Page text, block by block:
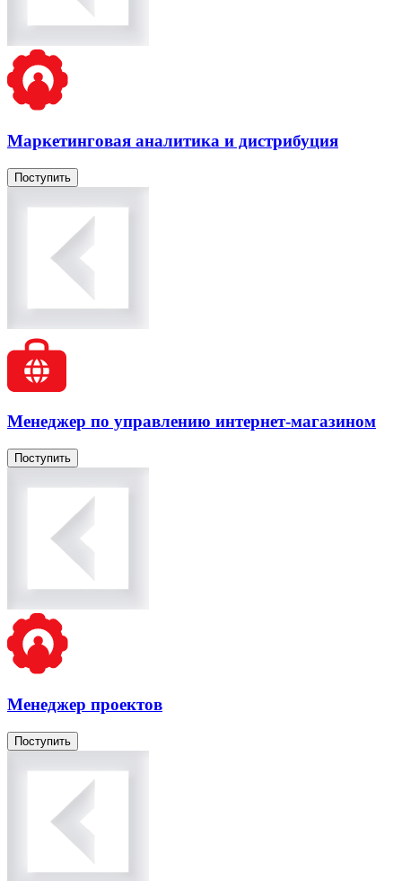
Маркетинговая аналитика и дистрибуция
Поступить
Менеджер по управлению интернет-магазином
Поступить
Менеджер проектов
Поступить